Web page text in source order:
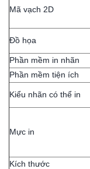
Mã vạch 2D
Đồ họa
Phần mềm in nhãn
Phần mềm tiện ích
Kiểu nhãn có thể in
Mực in
Kích thước